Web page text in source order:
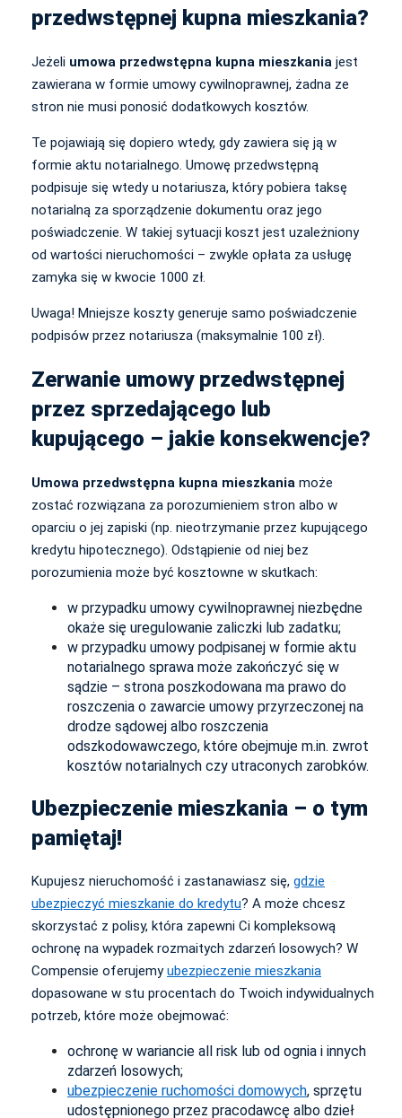
przedwstępnej kupna mieszkania?
Jeżeli umowa przedwstępna kupna mieszkania jest
zawierana w formie umowy cywilnoprawnej, żadna ze
stron nie musi ponosić dodatkowych kosztów.
Te pojawiają się dopiero wtedy, gdy zawiera się ją w
formie aktu notarialnego. Umowę przedwstępną
podpisuje się wtedy u notariusza, który pobiera taksę
notarialną za sporządzenie dokumentu oraz jego
poświadczenie. W takiej sytuacji koszt jest uzależniony
od wartości nieruchomości – zwykle opłata za usługę
zamyka się w kwocie 1000 zł.
Uwaga! Mniejsze koszty generuje samo poświadczenie
podpisów przez notariusza (maksymalnie 100 zł).
Zerwanie umowy przedwstępnej
przez sprzedającego lub
kupującego – jakie konsekwencje?
Umowa przedwstępna kupna mieszkania może
zostać rozwiązana za porozumieniem stron albo w
oparciu o jej zapiski (np. nieotrzymanie przez kupującego
kredytu hipotecznego). Odstąpienie od niej bez
porozumienia może być kosztowne w skutkach:
w przypadku umowy cywilnoprawnej niezbędne
okaże się uregulowanie zaliczki lub zadatku;
w przypadku umowy podpisanej w formie aktu
notarialnego sprawa może zakończyć się w
sądzie – strona poszkodowana ma prawo do
roszczenia o zawarcie umowy przyrzeczonej na
drodze sądowej albo roszczenia
odszkodowawczego, które obejmuje m.in. zwrot
kosztów notarialnych czy utraconych zarobków.
Ubezpieczenie mieszkania – o tym
pamiętaj!
Kupujesz nieruchomość i zastanawiasz się, gdzie
ubezpieczyć mieszkanie do kredytu? A może chcesz
skorzystać z polisy, która zapewni Ci kompleksową
ochronę na wypadek rozmaitych zdarzeń losowych? W
Compensie oferujemyubezpieczenie mieszkania
dopasowane w stu procentach do Twoich indywidualnych
potrzeb, które może obejmować:
ochronę w wariancie all risk lub od ognia i innych
zdarzeń losowych;
ubezpieczenie ruchomości domowych, sprzętu
udostępnionego przez pracodawcę albo dzieł